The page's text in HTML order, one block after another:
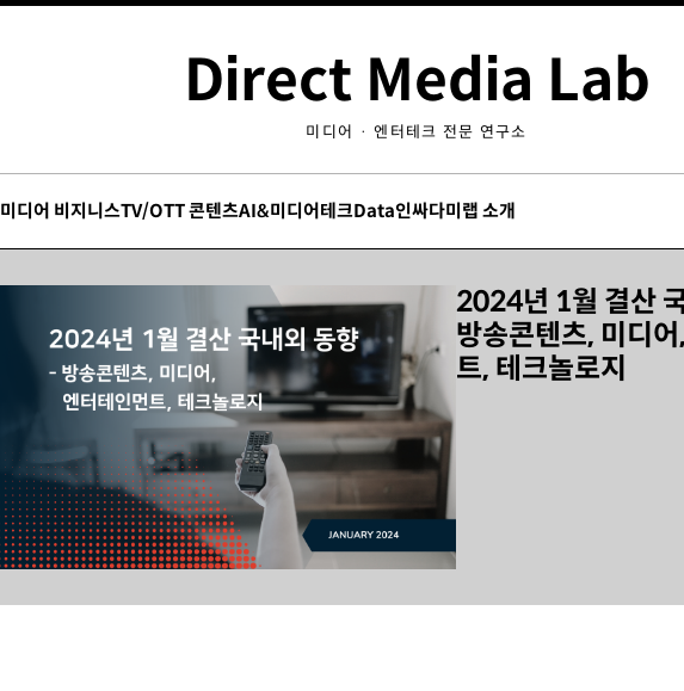
Direct Media Lab
미디어 · 엔터테크 전문 연구소
미디어 비지니스TV/OTT 콘텐츠AI&미디어테크Data인싸다미랩 소개
2024년 1월 결산
방송콘텐츠, 미디
트, 테크놀로지